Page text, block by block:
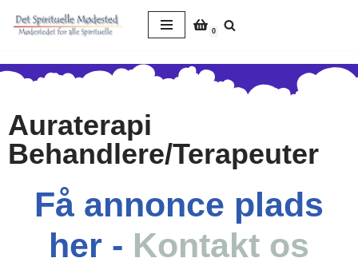
til
indhold
0
Auraterapi
Behandlere/Terapeuter
Få annonce plads
her - Kontakt os